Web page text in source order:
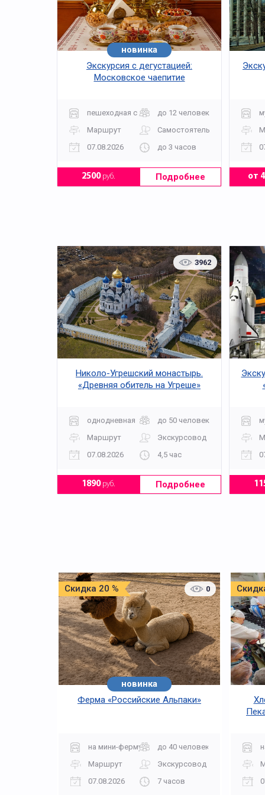
хит
новинка
Экскурсия с дегустацией:
Московское чаепитие
пешеходная с дегустациейдо 12 человек
Маршрут
Самостоятельно
07.08.2026
до 3 часов
2500руб. Подробнее от
3962
Николо-Угрешский монастырь.
«Древняя обитель на Угреше»
однодневная
до 50 человек
Маршрут
Экскурсовод
07.08.2026
4,5 час
1890руб. Подробнее
Скидка 20 % 0
новинка
Ферма «Российские Альпаки»
на мини-ферму
до 40 человек
Маршрут
Экскурсовод
07.08.2026
7 часов